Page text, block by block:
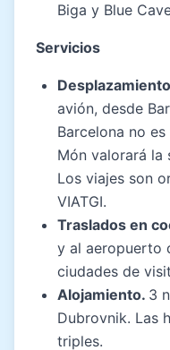
Biga y Blue
Servicios
avión, desde
Barcelona no
Món valorará la
Los viajes son
VIATGI.
Traslados en
y al aeropuerto
ciudades de
Alojamiento. 3
Dubrovnik. Las
triples.